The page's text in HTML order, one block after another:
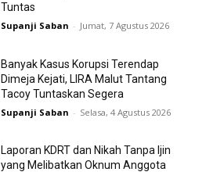
Tuntas
Supanji Saban - Jumat, 7 Agustus 2026
Banyak Kasus Korupsi Terendap
Dimeja Kejati, LIRA Malut Tantang
Tacoy Tuntaskan Segera
Supanji Saban - Selasa, 4 Agustus 2026
Laporan KDRT dan Nikah Tanpa Ijin
yang Melibatkan Oknum Anggota